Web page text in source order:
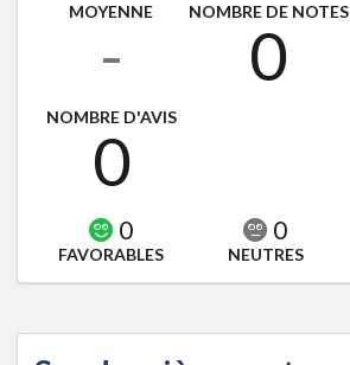
MOYENNE
-
NOMBRE DE NOTES
0
NOMBRE D'AVIS
0
0
FAVORABLES
0
NEUTRES